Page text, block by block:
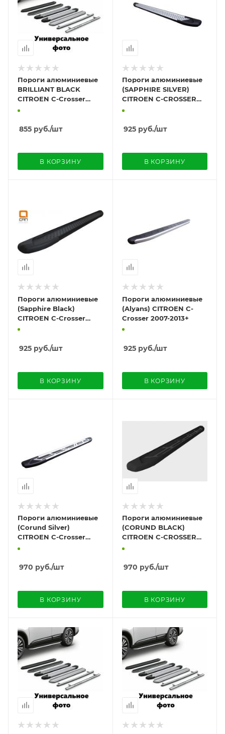
Пороги алюминиевые
BRILLIANT BLACK
CITROEN C-Crosser
2007-2013+
855 руб./шт
В КОРЗИНУ
Пороги алюминиевые
(SAPPHIRE SILVER)
CITROEN C-CROSSER
2007-2013
925руб./шт
В КОРЗИНУ
Пороги алюминиевые
(Sapphire Black)
CITROEN C-Crosser
2007-2013+
925 руб./шт
В КОРЗИНУ
Пороги алюминиевые
(Alyans) CITROEN C-
Crosser 2007-2013+
925руб./шт
В КОРЗИНУ
Пороги алюминиевые
(Corund Silver)
CITROEN C-Crosser
2007-2013+
970 руб./шт
В КОРЗИНУ
Пороги алюминиевые
(CORUND BLACK)
CITROEN C-CROSSER
2007-2013
970 руб./шт
В КОРЗИНУ